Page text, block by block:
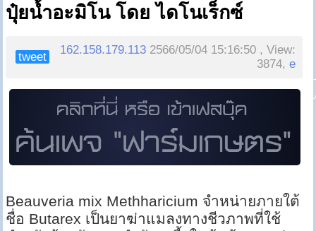
ปุ๋ยน้ำอะมิโน โดย ไดโนเร็กซ์
tweet
162.158.179.113 2566/05/04 15:16:50 , View:
3874,e
Beauveria mix Methharicium จำหน่ายภายใต้
ชื่อ Butarex เป็นยาฆ่าแมลงทางชีวภาพที่ใช้